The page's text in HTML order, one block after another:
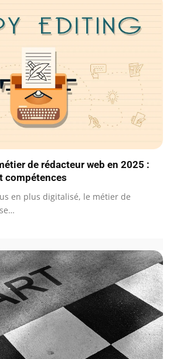
de rédacteur web en 2025 :
compétences
en plus digitalisé, le métier de